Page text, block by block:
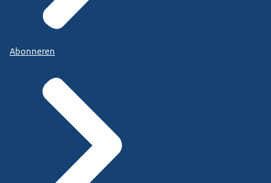
Abonneren